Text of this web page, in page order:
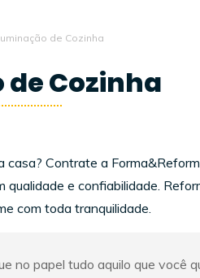
de Cozinha
Cozinha
casa? Contrate a
qualidade e confiabilidade.
com toda tranquilidade.
no papel tudo aquilo que você